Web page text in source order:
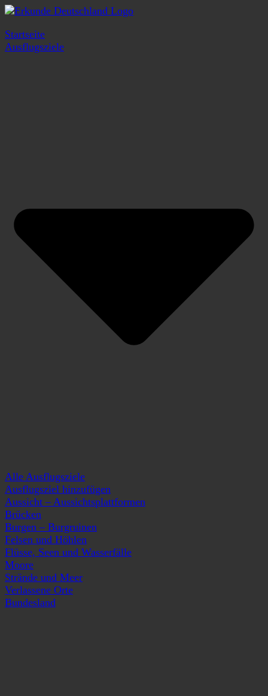
Startseite
Ausflugsziele
Alle Ausflugsziele
Ausflugsziel hinzufügen
Aussicht – Aussichtsplattformen
Brücken
Burgen – Burgruinen
Felsen und Höhlen
Flüsse, Seen und Wasserfälle
Moore
Strände und Meer
Verlassene Orte
Bundesland